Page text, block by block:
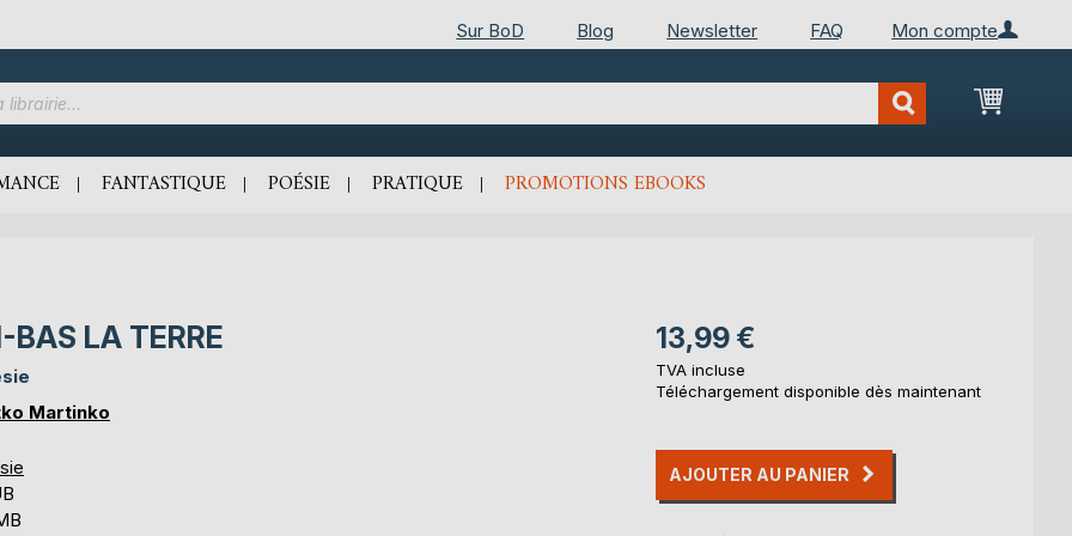
Mon compte
Sur BoD Blog Newsletter FAQ
Mon
FANTASTIQUE POÉSIE PRATIQUE PROMOTIONS EBOOKS
BAS LA TERRE
Martinko
13,99 €
TVA incluse
Téléchargement disponible dès maintenant
AJOUTER AU PANIER